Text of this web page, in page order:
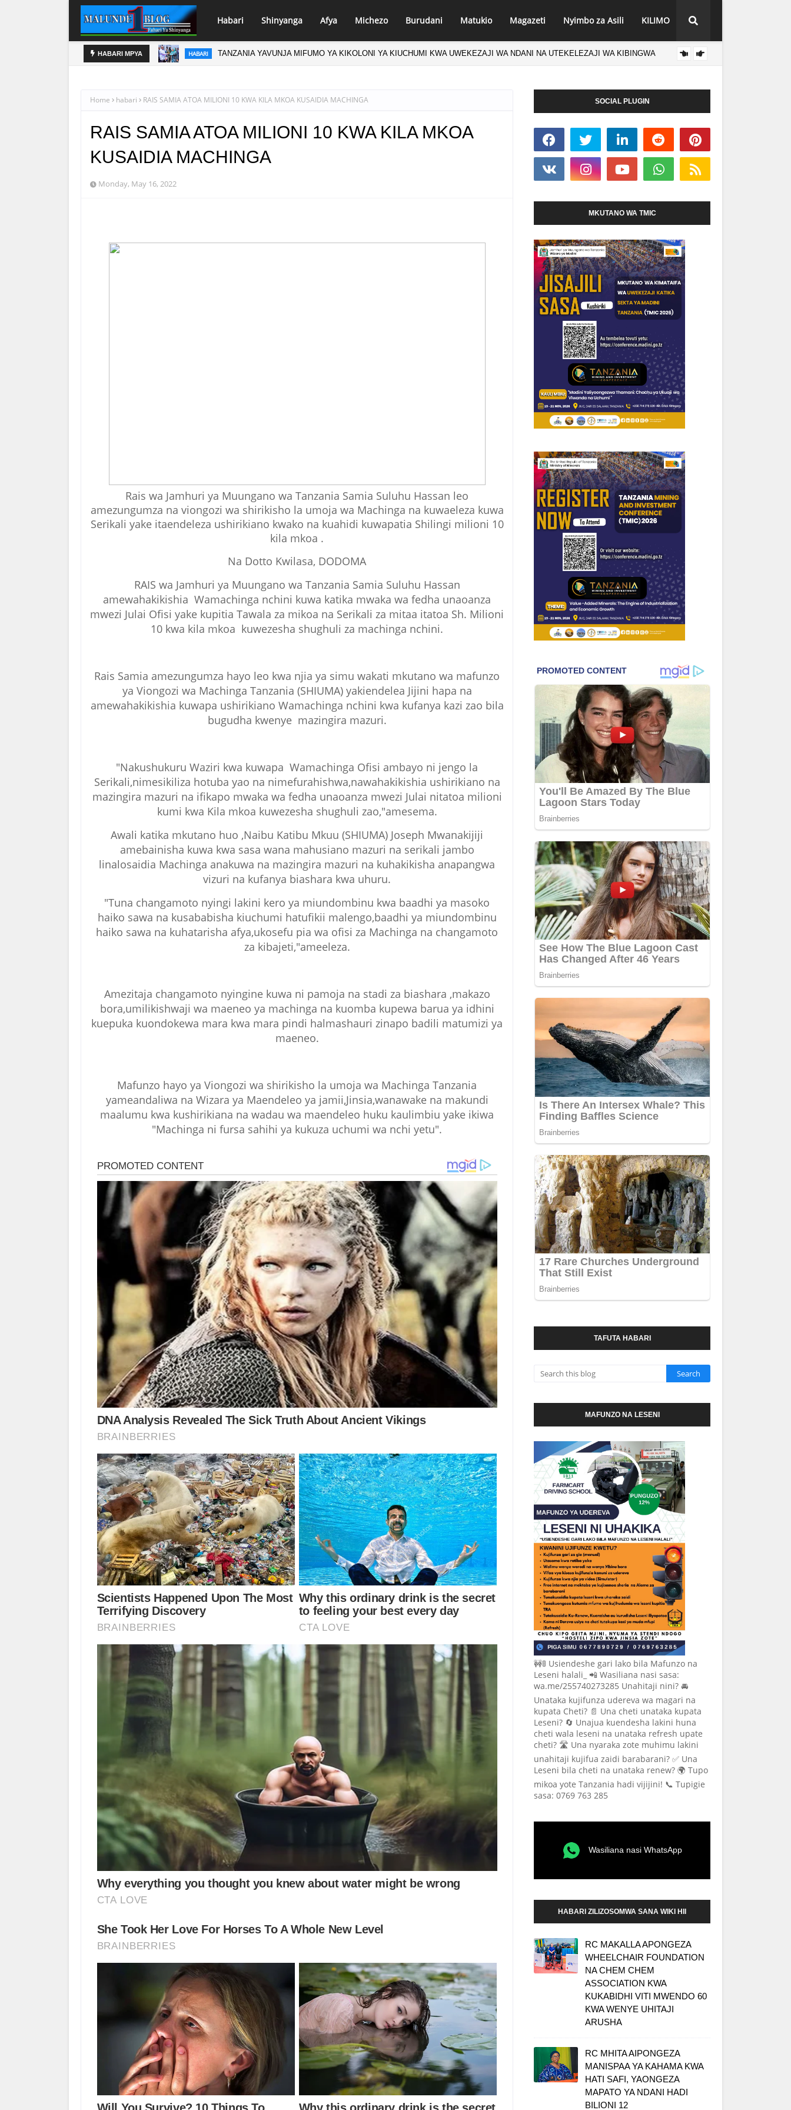
Habari Shinyanga Afya Michezo Burudani Matukio Magazeti Nyimbo za Asili KILIMO
HABARI MPYA HABARI TANZANIA YAVUNJA MIFUMO YA KIKOLONI YA KIUCHUMI KWA UWEKEZAJI WA NDANI NA UTEKELEZAJI WA KIBINGWA
Home habari RAIS SAMIA ATOA MILIONI 10 KWA KILA MKOA KUSAIDIA MACHINGA
RAIS SAMIA ATOA MILIONI 10 KWA KILA MKOA
KUSAIDIA MACHINGA
Monday, May 16, 2022
Rais wa Jamhuri ya Muungano wa Tanzania Samia Suluhu Hassan leo
amezungumza na viongozi wa shirikisho la umoja wa Machinga na kuwaeleza kuwa
Serikali yake itaendeleza ushirikiano kwako na kuahidi kuwapatia Shilingi milioni 10
kila mkoa .
Na Dotto Kwilasa, DODOMA
RAIS wa Jamhuri ya Muungano wa Tanzania Samia Suluhu Hassan
amewahakikishia Wamachinga nchini kuwa katika mwaka wa fedha unaoanza
mwezi Julai Ofisi yake kupitia Tawala za mikoa na Serikali za mitaa itatoa Sh. Milioni
10 kwa kila mkoa kuwezesha shughuli za machinga nchini.
Rais Samia amezungumza hayo leo kwa njia ya simu wakati mkutano wa mafunzo
ya Viongozi wa Machinga Tanzania (SHIUMA) yakiendelea Jijini hapa na
amewahakikishia kuwapa ushirikiano Wamachinga nchini kwa kufanya kazi zao bila
bugudha kwenye mazingira mazuri.
"Nakushukuru Waziri kwa kuwapa Wamachinga Ofisi ambayo ni jengo la
Serikali,nimesikiliza hotuba yao na nimefurahishwa,nawahakikishia ushirikiano na
mazingira mazuri na ifikapo mwaka wa fedha unaoanza mwezi Julai nitatoa milioni
kumi kwa Kila mkoa kuwezesha shughuli zao,"amesema.
Awali katika mkutano huo ,Naibu Katibu Mkuu (SHIUMA) Joseph Mwanakijiji
amebainisha kuwa kwa sasa wana mahusiano mazuri na serikali jambo
linalosaidia Machinga anakuwa na mazingira mazuri na kuhakikisha anapangwa
vizuri na kufanya biashara kwa uhuru.
"Tuna changamoto nyingi lakini kero ya miundombinu kwa baadhi ya masoko
haiko sawa na kusababisha kiuchumi hatufikii malengo,baadhi ya miundombinu
haiko sawa na kuhatarisha afya,ukosefu pia wa ofisi za Machinga na changamoto
za kibajeti,"ameeleza.
Amezitaja changamoto nyingine kuwa ni pamoja na stadi za biashara ,makazo
bora,umilikishwaji wa maeneo ya machinga na kuomba kupewa barua ya idhini
kuepuka kuondokewa mara kwa mara pindi halmashauri zinapo badili matumizi ya
maeneo.
Mafunzo hayo ya Viongozi wa shirikisho la umoja wa Machinga Tanzania
yameandaliwa na Wizara ya Maendeleo ya jamii,Jinsia,wanawake na makundi
maalumu kwa kushirikiana na wadau wa maendeleo huku kaulimbiu yake ikiwa
"Machinga ni fursa sahihi ya kukuza uchumi wa nchi yetu".
SOCIAL PLUGIN
MKUTANO WA TMIC
TAFUTA HABARI
MAFUNZO NA LESENI
🚧🚦 Usiendeshe gari lako bila Mafunzo na
Leseni halali_ 📲 Wasiliana nasi sasa:
wa.me/255740273285 Unahitaji nini? 🚘
Unataka kujifunza udereva wa magari na
kupata Cheti? 📄 Una cheti unataka kupata
Leseni? 🔄 Unajua kuendesha lakini huna
cheti wala leseni na unataka refresh upate
cheti? 🛣️ Una nyaraka zote muhimu lakini
unahitaji kujifua zaidi barabarani? ✅ Una
Leseni bila cheti na unataka renew? 🌍 Tupo
mikoa yote Tanzania hadi vijijini! 📞 Tupigie
sasa: 0769 763 285
Wasiliana nasi WhatsApp
HABARI ZILIZOSOMWA SANA WIKI HII
RC MAKALLA APONGEZA
WHEELCHAIR FOUNDATION
NA CHEM CHEM
ASSOCIATION KWA
KUKABIDHI VITI MWENDO 60
KWA WENYE UHITAJI
ARUSHA
RC MHITA AIPONGEZA
MANISPAA YA KAHAMA KWA
HATI SAFI, YAONGEZA
MAPATO YA NDANI HADI
BILIONI 12